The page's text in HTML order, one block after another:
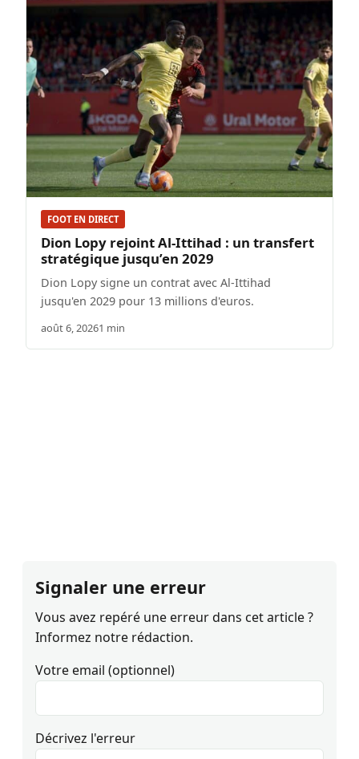
FOOT EN DIRECT
Dion Lopy rejoint Al-Ittihad : un transfert
stratégique jusqu’en 2029
Dion Lopy signe un contrat avec Al-Ittihad
jusqu'en 2029 pour 13 millions d'euros.
août 6, 20261 min
Signaler une erreur
Vous avez repéré une erreur dans cet article ?
Informez notre rédaction.
Votre email (optionnel)
Décrivez l'erreur